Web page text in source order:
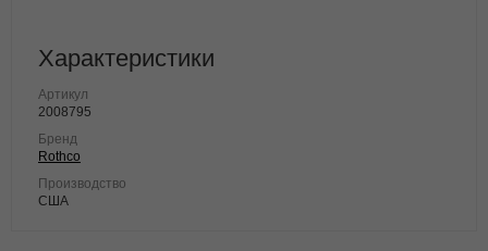
Характеристики
Артикул
2008795
Бренд
Rothco
Производство
США